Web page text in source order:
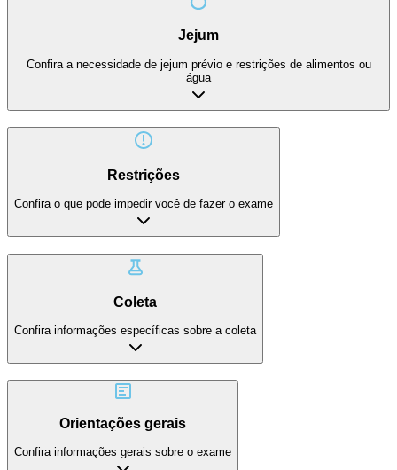
Jejum
Confira a necessidade de jejum prévio e restrições de alimentos ou
água
Restrições
Confira o que pode impedir você de fazer o exame
Coleta
Confira informações específicas sobre a coleta
Orientações gerais
Confira informações gerais sobre o exame